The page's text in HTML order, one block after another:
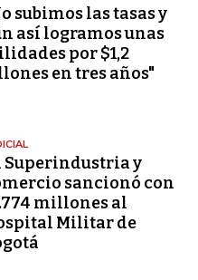
subimos las tasas y
así logramos unas
por $1,2
en tres años"
Superindustria y
sancionó con
millones al
Militar de